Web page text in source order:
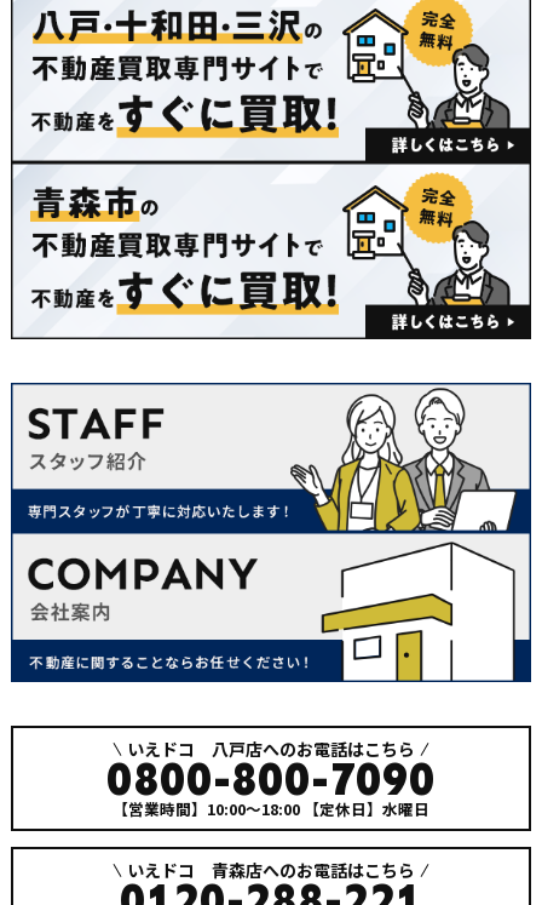
いえドコ 八戸店へのお電話はこちら
0800-800-7090
【営業時間】10:00～18:00 【定休日】水曜日
いえドコ 青森店へのお電話はこちら